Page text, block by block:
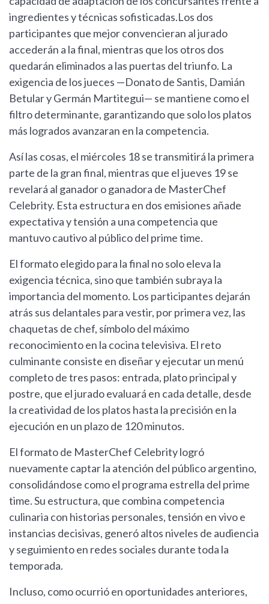
ingredientes y técnicas sofisticadas.Los dos
participantes que mejor convencieran al jurado
accederán a la final, mientras que los otros dos
quedarán eliminados a las puertas del triunfo. La
exigencia de los jueces —Donato de Santis, Damián
Betular y Germán Martitegui— se mantiene como el
filtro determinante, garantizando que solo los platos
más logrados avanzaran en la competencia.
Así las cosas, el miércoles 18 se transmitirá la primera
parte de la gran final, mientras que el jueves 19 se
revelará al ganador o ganadora de MasterChef
Celebrity. Esta estructura en dos emisiones añade
expectativa y tensión a una competencia que
mantuvo cautivo al público del prime time.
El formato elegido para la final no solo eleva la
exigencia técnica, sino que también subraya la
importancia del momento. Los participantes dejarán
atrás sus delantales para vestir, por primera vez, las
chaquetas de chef, símbolo del máximo
reconocimiento en la cocina televisiva. El reto
culminante consiste en diseñar y ejecutar un menú
completo de tres pasos: entrada, plato principal y
postre, que el jurado evaluará en cada detalle, desde
la creatividad de los platos hasta la precisión en la
ejecución en un plazo de 120 minutos.
El formato de MasterChef Celebrity logró
nuevamente captar la atención del público argentino,
consolidándose como el programa estrella del prime
time. Su estructura, que combina competencia
culinaria con historias personales, tensión en vivo e
instancias decisivas, generó altos niveles de audiencia
y seguimiento en redes sociales durante toda la
temporada.
Incluso, como ocurrió en oportunidades anteriores,